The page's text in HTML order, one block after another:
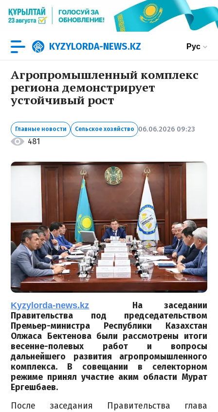
KYZYLORDA-NEWS.KZ Рус
Агропромышленный комплекс
региона демонстрирует
устойчивый рост
Главные новости Сельское хозяйство 06.06.2026 09:23
481
Kyzylorda-news.kz
На заседании
Правительства под председательством
Премьер-министра Республики Казахстан
Олжаса Бектенова были рассмотрены итоги
весенне-полевых работ и вопросы
дальнейшего развития агропромышленного
комплекса. В совещании в селекторном
режиме принял участие аким области Мурат
Ергешбаев.
После заседания Правительства глава